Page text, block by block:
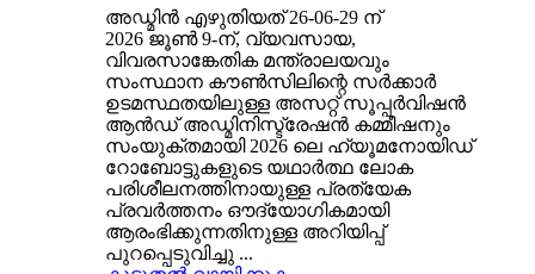
അഡ്മിൻ എഴുതിയത് 26-06-29 ന്
2026 ജൂൺ 9-ന്, വ്യവസായ,
വിവരസാങ്കേതിക മന്ത്രാലയവും
സംസ്ഥാന കൗൺസിലിന്റെ സർക്കാർ
ഉടമസ്ഥതയിലുള്ള അസറ്റ് സൂപ്പർവിഷൻ
ആൻഡ് അഡ്മിനിസ്ട്രേഷൻ കമ്മീഷനും
സംയുക്തമായി 2026 ലെ ഹ്യൂമനോയിഡ്
റോബോട്ടുകളുടെ യഥാർത്ഥ ലോക
പരിശീലനത്തിനായുള്ള പ്രത്യേക
പ്രവർത്തനം ഔദ്യോഗികമായി
ആരംഭിക്കുന്നതിനുള്ള അറിയിപ്പ്
പുറപ്പെടുവിച്ചു ...